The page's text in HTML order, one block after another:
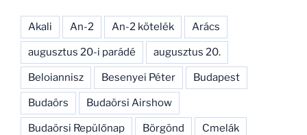
Akali An-2 An-2 kötelék Arács
augusztus 20-i parádé augusztus 20.
Beloiannisz Besenyei Péter Budapest
Budaörs Budaörsi Airshow
Budaörsi Repülőnap Börgönd Cmelák